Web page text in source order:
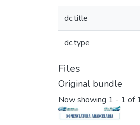
dc.title
dc.type
Files
Original bundle
Now showing 1 - 1 of